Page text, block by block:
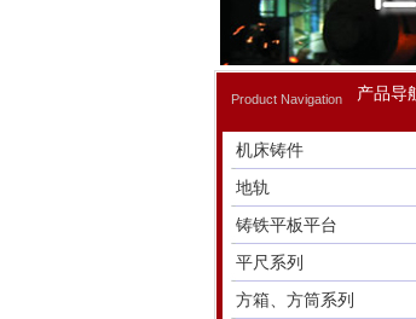
产品导
Product Navigation
机床铸件
地轨
铸铁平板平台
平尺系列
方箱、方筒系列